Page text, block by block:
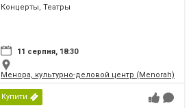
Концерты, Театры
11 серпня, 18:30
Менора, культурно-деловой центр (Menorah)
Купити